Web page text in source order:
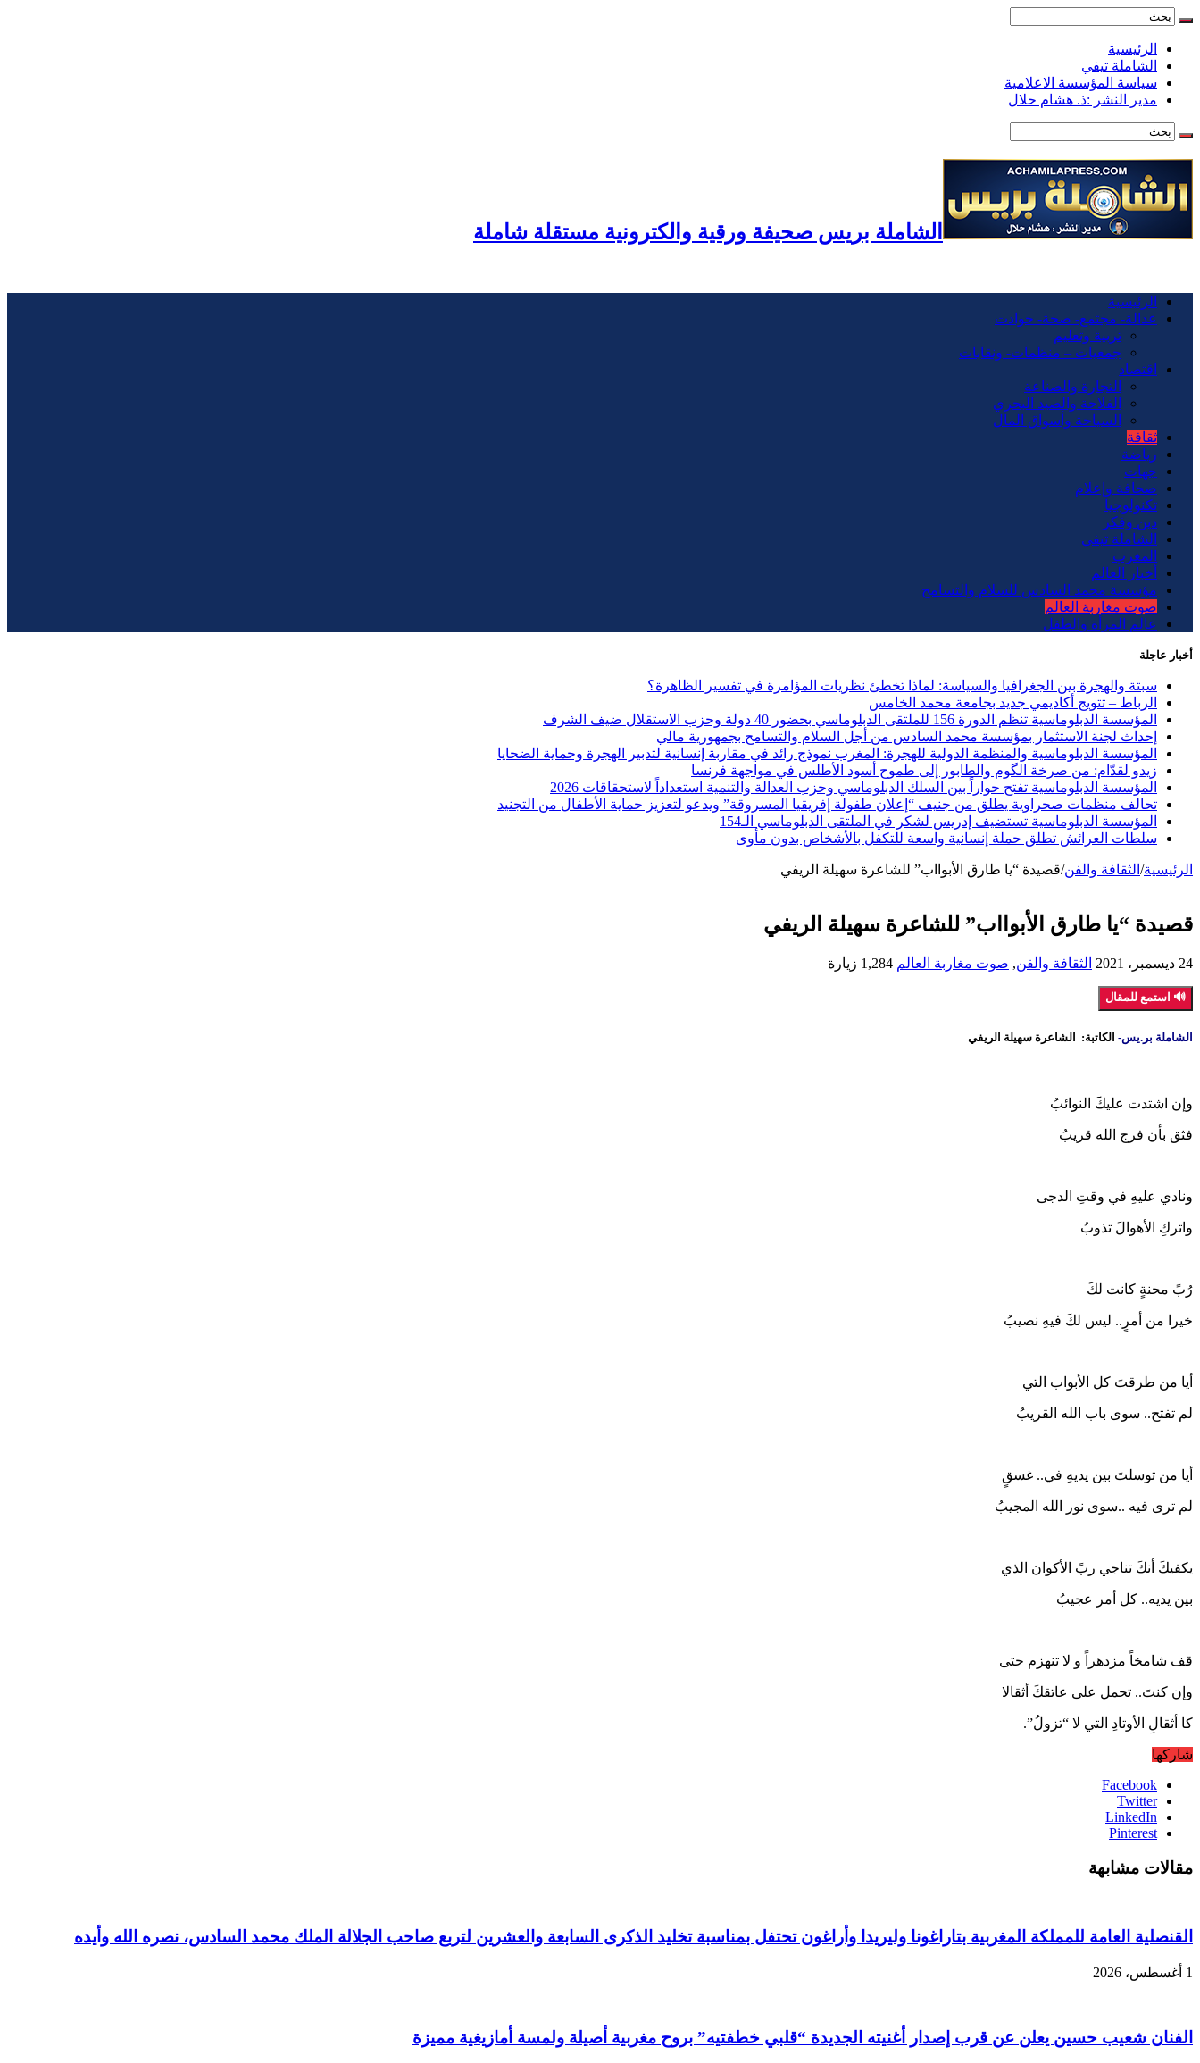
الرئيسية
الشاملة تيفي
سياسة المؤسسة الاعلامية
مدير النشر :ذ. هشام حلال
الشاملة بريس صحيفة ورقية والكترونية مستقلة شاملة
الرئيسية
عدالة- مجتمع- صحة- حوادت
تربية وتعليم
جمعيات – منظمات- ونقابات
اقتصاد
التجارة والصناعة
الفلاحة والصيد البحري
السياحة وأسواق المال
ثقافة
رياضة
جهات
صحافة وإعلام
تكنولوجيا
دين وفكر
الشاملة تيفي
المغرب
أخبار العالم
مؤسسة محمد السادس للسلام والتسامح
صوت مغاربة العالم
عالم المرأة والطفل
أخبار عاجلة
سبتة والهجرة بين الجغرافيا والسياسة: لماذا تخطئ نظريات المؤامرة في تفسير الظاهرة؟
الرباط – تتويج أكاديمي جديد بجامعة محمد الخامس
المؤسسة الدبلوماسية تنظم الدورة 156 للملتقى الدبلوماسي بحضور 40 دولة وحزب الاستقلال ضيف الشرف
إحداث لجنة الاستثمار بمؤسسة محمد السادس من أجل السلام والتسامح بجمهورية مالي
المؤسسة الدبلوماسية والمنظمة الدولية للهجرة: المغرب نموذج رائد في مقاربة إنسانية لتدبير الهجرة وحماية الضحايا
زيدو لقدّام: من صرخة الگوم والطابور إلى طموح أسود الأطلس في مواجهة فرنسا
المؤسسة الدبلوماسية تفتح حواراً بين السلك الدبلوماسي وحزب العدالة والتنمية استعداداً لاستحقاقات 2026
تحالف منظمات صحراوية يطلق من جنيف “إعلان طفولة إفريقيا المسروقة” ويدعو لتعزيز حماية الأطفال من التجنيد
المؤسسة الدبلوماسية تستضيف إدريس لشكر في الملتقى الدبلوماسي الـ154
سلطات العرائش تطلق حملة إنسانية واسعة للتكفل بالأشخاص بدون مأوى
الرئيسية/ الثقافة والفن/قصيدة “يا طارق الأبوااب” للشاعرة سهيلة الريفي
قصيدة “يا طارق الأبوااب” للشاعرة سهيلة الريفي
24 ديسمبر، 2021 الثقافة والفن, صوت مغاربة العالم 1,284 زيارة
🔊 استمع للمقال
الشاملة بر.يس- الكاتبة: الشاعرة سهيلة الريفي
وإن اشتدت عليكََ النوائبُ
فثق بأن فرج الله قريبُ
ونادي عليهِ في وقتِ الدجى
واتركِ الأهوالَ تذوبُ
رُبً محنةٍ كانت لكَ
خيرا من أمرٍ.. ليس لكَ فيهِ نصيبُ
أيا من طرقتَ كل الأبواب التي
لم تفتح.. سوى باب الله القريبُ
أيا من توسلتَ بين يديهِ في.. غسقٍ
لم ترى فيه ..سوى نور الله المجيبُ
يكفيكَ أنكَ تناجي ربً الأكوان الذي
بين يديه.. كل أمر عجيبُ
قف شامخاً مزدهراً و لا تنهزم حتى
وإن كنتَ.. تحمل على عاتقكَ أثقالا
كا أثقالِ الأوتادِ التي لا “تزولُ”.
شاركها
Facebook
Twitter
LinkedIn
Pinterest
مقالات مشابهة
القنصلية العامة للمملكة المغربية بتاراغونا وليريدا وأراغون تحتفل بمناسبة تخليد الذكرى السابعة والعشرين لتربع صاحب الجلالة الملك محمد السادس، نصره الله وأيده
1 أغسطس، 2026
الفنان شعيب حسين يعلن عن قرب إصدار أغنيته الجديدة “قلبي خطفتيه” بروح مغربية أصيلة ولمسة أمازيغية مميزة